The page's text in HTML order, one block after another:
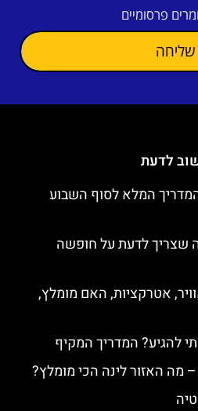
פרסומיים
שליחה
לדעת
המדריך המלא לסוף השבוע
שצריך לדעת על חופשה
אטרקציות, האם מומלץ,
להגיע? המדריך המקיף
– מה האזור לינה הכי מומלץ?